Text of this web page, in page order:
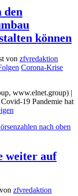
den
können
von zfvredaktion
Corona-Krise
www.elnet.group) |
19 Pandemie hat
weiter auf
zfvredaktion